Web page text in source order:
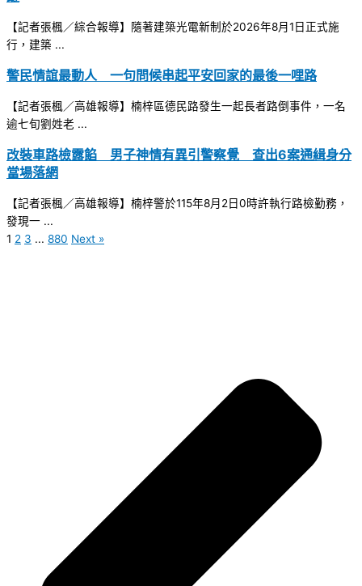
【記者張楓／綜合報導】隨著建築光電新制於2026年8月1日正式施
行，建築 ...
警民情誼最動人 一句問候串起平安回家的最後一哩路
【記者張楓／高雄報導】楠梓區德民路發生一起長者路倒事件，一名
逾七旬劉姓老 ...
改裝車路檢露餡 男子神情有異引警察覺 查出6案通緝身分
當場落網
【記者張楓／高雄報導】楠梓警於115年8月2日0時許執行路檢勤務，
發現一 ...
1 2 3 ... 880 Next »